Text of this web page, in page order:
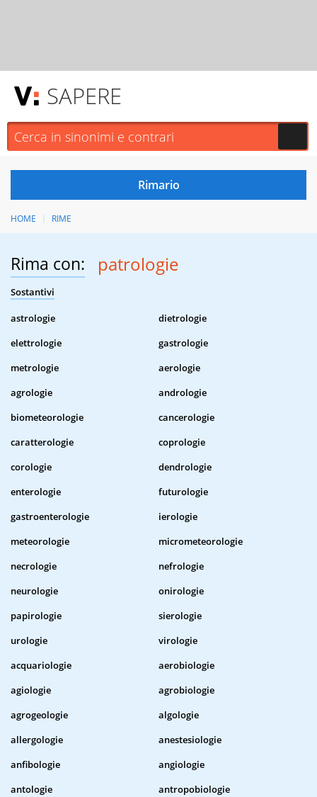
SAPERE
HOME RIME
Rima con: patrologie
Sostantivi
astrologie
dietrologie
elettrologie
gastrologie
metrologie
aerologie
agrologie
andrologie
biometeorologie
cancerologie
caratterologie
coprologie
corologie
dendrologie
enterologie
futurologie
gastroenterologie
ierologie
meteorologie
micrometeorologie
necrologie
nefrologie
neurologie
onirologie
papirologie
sierologie
urologie
virologie
acquariologie
aerobiologie
agiologie
agrobiologie
agrogeologie
algologie
allergologie
anestesiologie
anfibologie
angiologie
antologie
antropobiologie